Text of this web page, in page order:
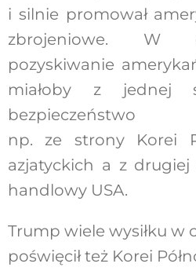
i silnie promował
zbrojeniowe. W
pozyskiwanie
miałoby z jednej
bezpieczeństwo
np. ze strony Korei
azjatyckich a z
handlowy USA.
Trump wiele wysiłku w
poświęcił też Korei